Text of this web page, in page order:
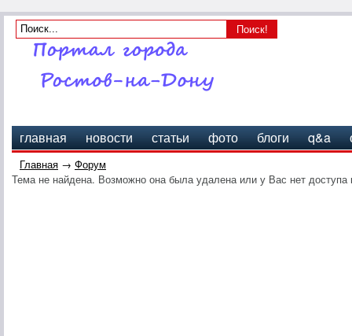
главная новости статьи фото блоги q&a
Главная → Форум
Тема не найдена. Возможно она была удалена или у Вас нет доступа